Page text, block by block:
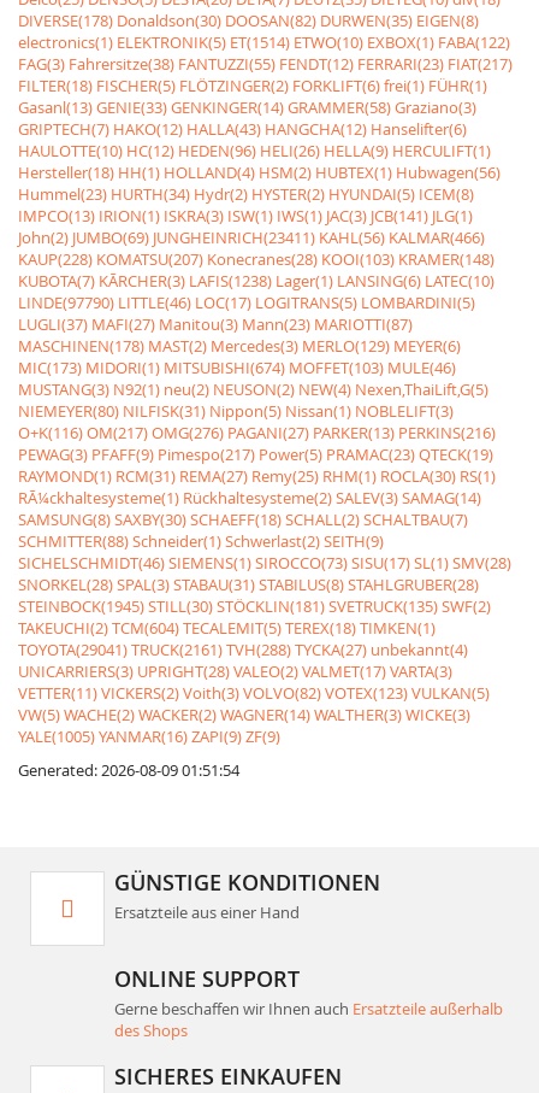
DIVERSE(178) Donaldson(30) DOOSAN(82) DURWEN(35) EIGEN(8)
electronics(1) ELEKTRONIK(5) ET(1514) ETWO(10) EXBOX(1) FABA(122)
FAG(3) Fahrersitze(38) FANTUZZI(55) FENDT(12) FERRARI(23) FIAT(217)
FILTER(18) FISCHER(5) FLÖTZINGER(2) FORKLIFT(6)frei(1) FÜHR(1)
Gasanl(13)GENIE(33)GENKINGER(14)GRAMMER(58)Graziano(3)
GRIPTECH(7) HAKO(12) HALLA(43) HANGCHA(12) Hanselifter(6)
HAULOTTE(10) HC(12) HEDEN(96) HELI(26) HELLA(9) HERCULIFT(1)
Hersteller(18) HH(1) HOLLAND(4) HSM(2) HUBTEX(1) Hubwagen(56)
Hummel(23) HURTH(34) Hydr(2) HYSTER(2) HYUNDAI(5) ICEM(8)
IMPCO(13) IRION(1) ISKRA(3) ISW(1) IWS(1) JAC(3) JCB(141) JLG(1)
John(2) JUMBO(69) JUNGHEINRICH(23411) KAHL(56) KALMAR(466)
KAUP(228) KOMATSU(207) Konecranes(28) KOOI(103) KRAMER(148)
KUBOTA(7) KÃRCHER(3) LAFIS(1238) Lager(1) LANSING(6) LATEC(10)
LINDE(97790) LITTLE(46) LOC(17) LOGITRANS(5) LOMBARDINI(5)
LUGLI(37) MAFI(27) Manitou(3) Mann(23) MARIOTTI(87)
MASCHINEN(178) MAST(2) Mercedes(3) MERLO(129) MEYER(6)
MIC(173) MIDORI(1) MITSUBISHI(674) MOFFET(103) MULE(46)
MUSTANG(3) N92(1) neu(2) NEUSON(2) NEW(4) Nexen,ThaiLift,G(5)
NIEMEYER(80) NILFISK(31) Nippon(5) Nissan(1) NOBLELIFT(3)
O+K(116)OM(217)OMG(276) PAGANI(27) PARKER(13) PERKINS(216)
PEWAG(3) PFAFF(9) Pimespo(217) Power(5) PRAMAC(23)QTECK(19)
RAYMOND(1) RCM(31) REMA(27) Remy(25) RHM(1) ROCLA(30) RS(1)
RÃ¼ckhaltesysteme(1) Rückhaltesysteme(2)SALEV(3)SAMAG(14)
SAMSUNG(8)SAXBY(30)SCHAEFF(18)SCHALL(2)SCHALTBAU(7)
SCHMITTER(88)Schneider(1)Schwerlast(2)SEITH(9)
SICHELSCHMIDT(46)SIEMENS(1)SIROCCO(73)SISU(17)SL(1)SMV(28)
SNORKEL(28)SPAL(3)STABAU(31)STABILUS(8)STAHLGRUBER(28)
STEINBOCK(1945)STILL(30)STÖCKLIN(181)SVETRUCK(135)SWF(2)
TAKEUCHI(2)TCM(604)TECALEMIT(5)TEREX(18)TIMKEN(1)
TOYOTA(29041)TRUCK(2161)TVH(288)TYCKA(27) unbekannt(4)
UNICARRIERS(3) UPRIGHT(28)VALEO(2)VALMET(17)VARTA(3)
VETTER(11)VICKERS(2)Voith(3)VOLVO(82)VOTEX(123)VULKAN(5)
VW(5)WACHE(2)WACKER(2)WAGNER(14)WALTHER(3)WICKE(3)
YALE(1005)YANMAR(16)ZAPI(9)ZF(9)
Generated: 2026-08-09 01:51:54
GÜNSTIGE KONDITIONEN
Ersatzteile aus einer Hand
ONLINE SUPPORT
Gerne beschaffen wir Ihnen auch Ersatzteile außerhalb
des Shops
SICHERES EINKAUFEN